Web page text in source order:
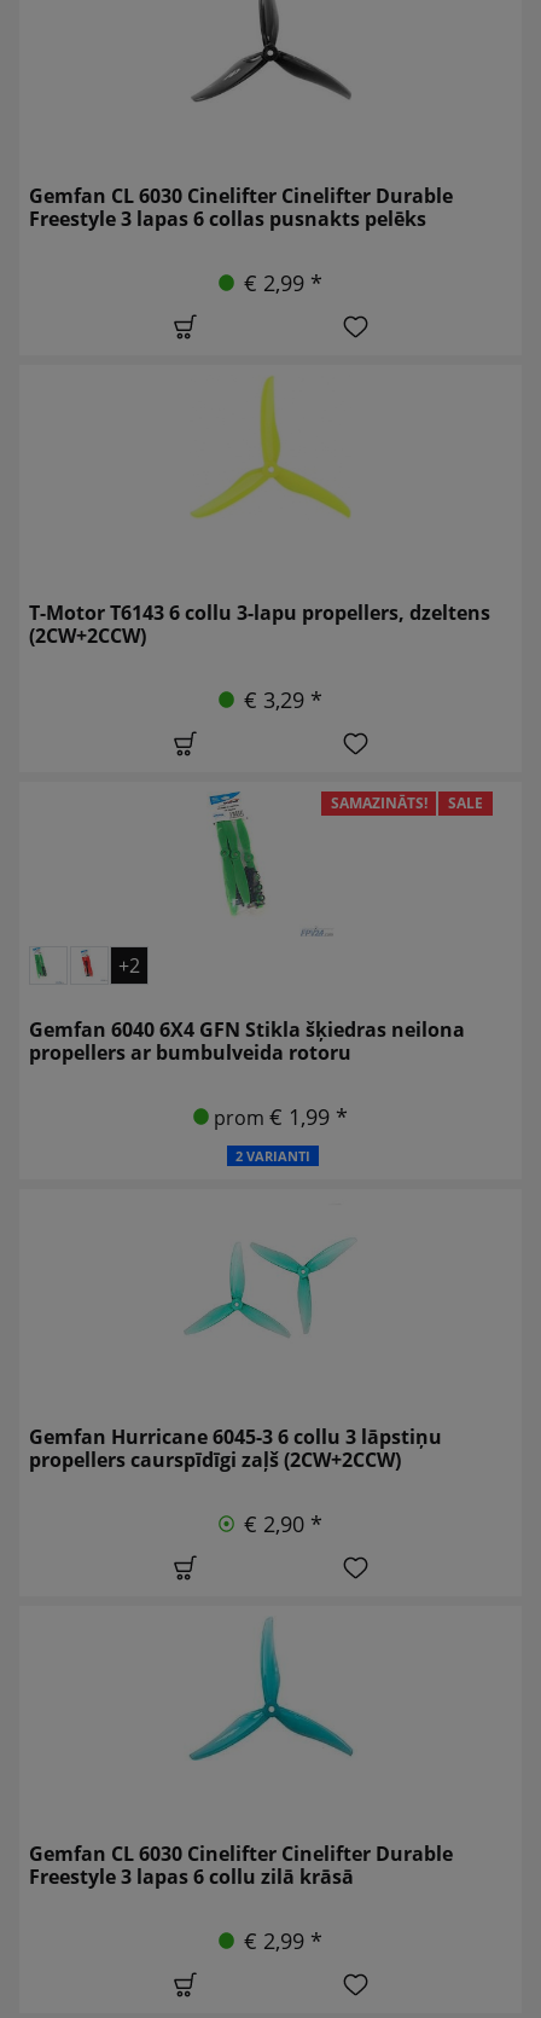
Gemfan CL 6030 Cinelifter Cinelifter Durable
Freestyle 3 lapas 6 collas pusnakts pelēks
€ 2,99 *
T-Motor T6143 6 collu 3-lapu propellers, dzeltens
(2CW+2CCW)
€ 3,29 *
SAMAZINĀTS! SALE
+2
Gemfan 6040 6X4 GFN Stikla šķiedras neilona
propellers ar bumbulveida rotoru
prom€ 1,99 *
2 VARIANTI
Gemfan Hurricane 6045-3 6 collu 3 lāpstiņu
propellers caurspīdīgi zaļš (2CW+2CCW)
€ 2,90 *
Gemfan CL 6030 Cinelifter Cinelifter Durable
Freestyle 3 lapas 6 collu zilā krāsā
€ 2,99 *